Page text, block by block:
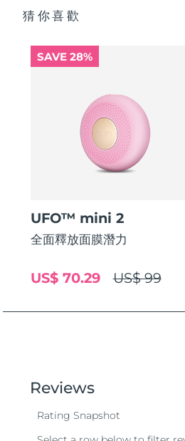
猜你喜歡
SAVE 28%
UFO™ mini 2
全面釋放面膜潛力
US$ 99
US$ 70.29